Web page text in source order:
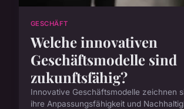
GESCHÄFT
Welche innovativen
Geschäftsmodelle sind
zukunftsfähig?
Innovative Geschäftsmodelle zeichnen
ihre Anpassungsfähigkeit und